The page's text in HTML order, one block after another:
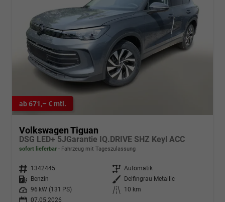
ab 671,– € mtl.
Volkswagen Tiguan
DSG LED+ 5JGarantie IQ.DRIVE SHZ Keyl ACC
sofort lieferbar Fahrzeug mit Tageszulassung
Fahrzeugnr. 1342445 Getriebe Automatik
Kraftstoff
Benzin Außenfarbe
Delfingrau Metallic
Leistung
96 kW (131 PS) Kilometerstand
10 km
07.05.2026